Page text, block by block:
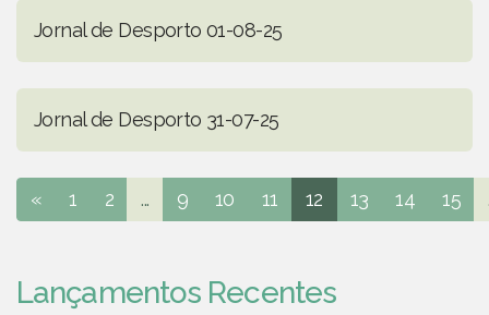
Jornal de Desporto 01-08-25
Jornal de Desporto 31-07-25
« 1 2 ... 9 10 11 12 13 14 15
Lançamentos Recentes